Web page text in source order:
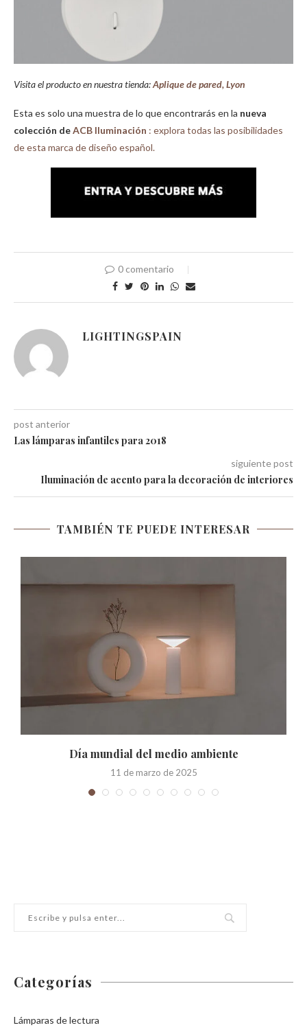
Visita el producto en nuestra tienda:Aplique de pared, Lyon
Esta es solo una muestra de lo que encontrarás en la nueva
colección deACB Iluminación : explora todas las posibilidades
de esta marca de diseño español.
0 comentario
LIGHTINGSPAIN
post anterior
Las lámparas infantiles para 2018
siguiente post
Iluminación de acento para la decoración de interiores
TAMBIÉN TE PUEDE INTERESAR
Día mundial del medio ambiente
11 de marzo de 2025
Categorías
Lámparas de lectura